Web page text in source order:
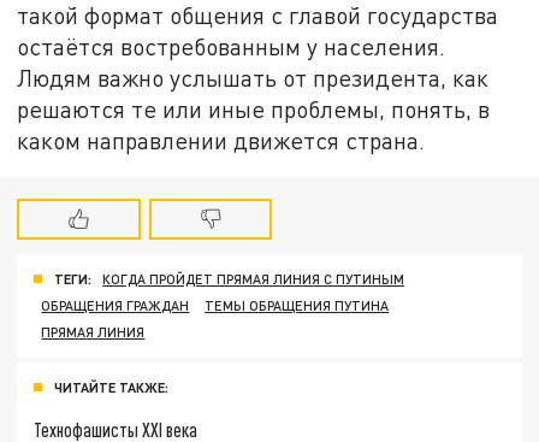
такой формат общения с главой государства
остаётся востребованным у населения.
Людям важно услышать от президента, как
решаются те или иные проблемы, понять, в
каком направлении движется страна.
ТЕГИ:
КОГДА ПРОЙДЕТ ПРЯМАЯ ЛИНИЯ С ПУТИНЫМ
ОБРАЩЕНИЯ ГРАЖДАН
ТЕМЫ ОБРАЩЕНИЯ ПУТИНА
ПРЯМАЯ ЛИНИЯ
ЧИТАЙТЕ ТАКЖЕ:
Технофашисты XXI века